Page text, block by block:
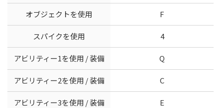
オブジェクトを使用 F
スパイクを使用 4
アビリティー1を使用 / 装備 Q
アビリティー2を使用 / 装備 C
アビリティー3を使用 / 装備 E